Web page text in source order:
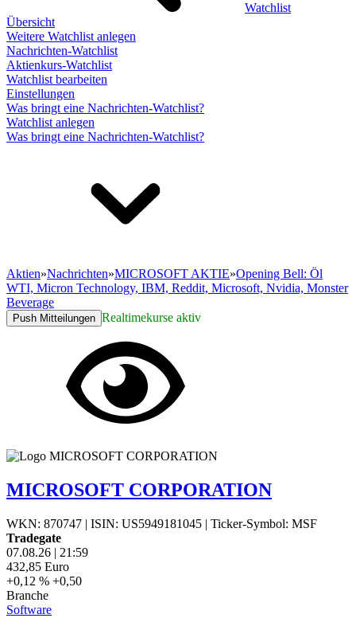
Watchlist
Übersicht
Weitere Watchlist anlegen
Nachrichten-Watchlist
Aktienkurs-Watchlist
Watchlist bearbeiten
Einstellungen
Was bringt eine Nachrichten-Watchlist?
Watchlist anlegen
Was bringt eine Nachrichten-Watchlist?
Aktien»Nachrichten»MICROSOFT AKTIE»Opening Bell: Öl
WTI, Micron Technology, IBM, Reddit, Microsoft, Nvidia, Monster
Beverage
Push Mitteilungen Realtimekurse aktiv
MICROSOFT CORPORATION
WKN: 870747 | ISIN: US5949181045 | Ticker-Symbol: MSF
Tradegate
07.08.26 | 21:59
432,85 Euro
+0,12 % +0,50
Branche
Software